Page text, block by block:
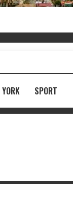
YORK SPORT